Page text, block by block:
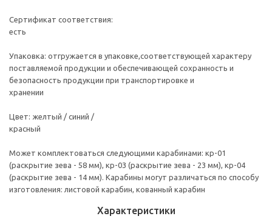
Сертификат соответствия:
есть
Упаковка: отгружается в упаковке,соответствующей характеру
поставляемой продукции и обеспечивающей сохранность и
безопасность продукции при транспортировке и
хранении
Цвет: желтый / синий /
красный
Может комплектоваться следующими карабинами: кр-01
(раскрытие зева - 58 мм), кр-03 (раскрытие зева - 23 мм), кр-04
(раскрытие зева - 14 мм). Карабины могут различаться по способу
изготовления: листовой карабин, кованный карабин
Характеристики